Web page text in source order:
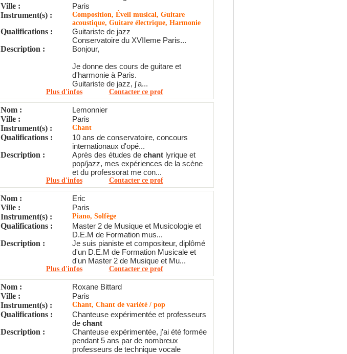
Ville :
Paris
Instrument(s) :
Composition, Éveil musical, Guitare
acoustique, Guitare électrique, Harmonie
Qualifications :
Guitariste de jazz
Conservatoire du XVIIeme Paris...
Description :
Bonjour,
Je donne des cours de guitare et
d'harmonie à Paris.
Guitariste de jazz, j'a...
Plus d'infos Contacter ce prof
Nom :
Lemonnier
Ville :
Paris
Instrument(s) :
Chant
Qualifications :
10 ans de conservatoire, concours
internationaux d'opé...
Description :
Après des études de chant lyrique et
pop/jazz, mes expériences de la scène
et du professorat me con...
Plus d'infos Contacter ce prof
Nom :
Eric
Ville :
Paris
Instrument(s) :
Piano, Solfège
Qualifications :
Master 2 de Musique et Musicologie et
D.E.M de Formation mus...
Description :
Je suis pianiste et compositeur, diplômé
d'un D.E.M de Formation Musicale et
d'un Master 2 de Musique et Mu...
Plus d'infos Contacter ce prof
Nom :
Roxane Bittard
Ville :
Paris
Instrument(s) :
Chant, Chant de variété / pop
Qualifications :
Chanteuse expérimentée et professeurs
de chant
Description :
Chanteuse expérimentée, j’ai été formée
pendant 5 ans par de nombreux
professeurs de technique vocale